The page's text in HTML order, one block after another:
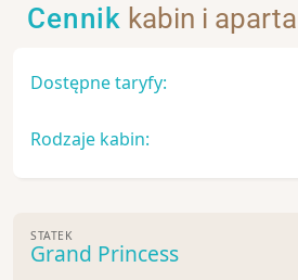
Cennik kabin i
Dostępne taryfy:
Rodzaje kabin:
STATEK
Grand Princess